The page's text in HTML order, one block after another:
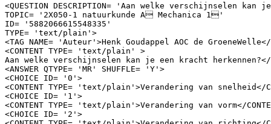
<QUESTION DESCRIPTION= 'Aan welke verschijnselen
TOPIC= '2X050-1 natuurkunde A Mechanica 1'
ID= '5882066615548335'
TYPE= 'text/plain'>
<TAG NAME= 'Auteur'>Henk Goudappel AOC de GroeneWelle</
<CONTENT TYPE= 'text/plain' >
Aan welke verschijnselen kan je een kracht herkennen?</
<ANSWER QTYPE= 'MR' SHUFFLE= 'Y'>
<CHOICE ID= '0'>
<CONTENT TYPE= 'text/plain'>Verandering van snelheid</
<CHOICE ID= '1'>
<CONTENT TYPE= 'text/plain'>Verandering van vorm</
<CHOICE ID= '2'>